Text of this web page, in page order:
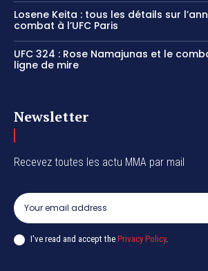
Losene Keita : tous les détails sur
combat à l’UFC Paris
UFC 324 : Rose Namajunas et le
ligne de mire
Newsletter
Recevez toutes les actu MMA par mail
I've read and accept the Privacy Policy.